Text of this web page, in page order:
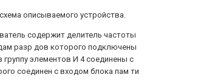
описываемого устройства.
содержит делитель частоты
разр дов которого подключены
элементов И 4 соединены с
соединен с входом блока пам ти